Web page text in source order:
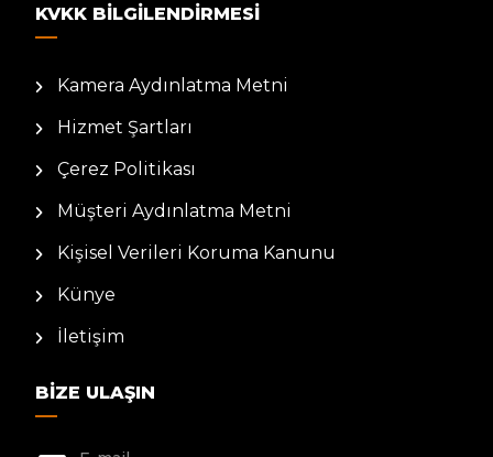
KVKK BILGILENDIRMESI
Kamera Aydınlatma Metni
Hizmet Şartları
Çerez Politikası
Müşteri Aydınlatma Metni
Kişisel Verileri Koruma Kanunu
Künye
İletişim
BIZE ULAŞIN